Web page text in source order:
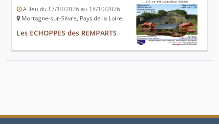
A lieu du 17/10/2026 au 18/10/2026
Mortagne-sur-Sèvre, Pays de la Loire
Les ECHOPPES des REMPARTS